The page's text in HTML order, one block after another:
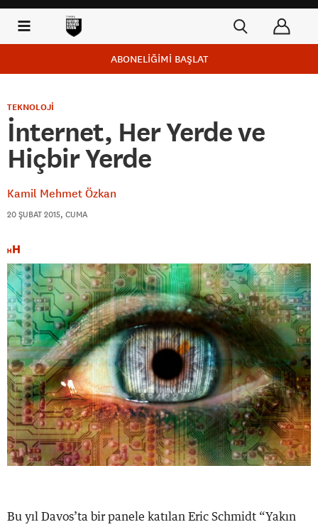
ABONELİĞİMİ BAŞLAT
TEKNOLOJİ
İnternet, Her Yerde ve
Hiçbir Yerde
Kamil Mehmet Özkan
20 ŞUBAT 2015, CUMA
Bu yıl Davos’ta bir panele katılan Eric Schmidt “Yakın